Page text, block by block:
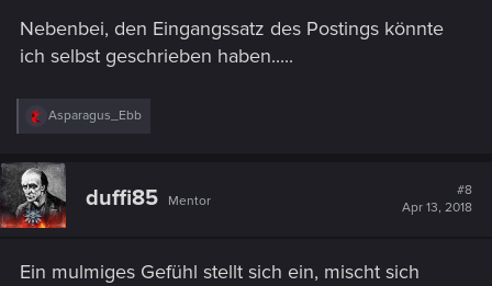
Nebenbei, den Eingangssatz des Postings könnte
ich selbst geschrieben haben.....
R
c
t
i
o
Asparagus_Ebb
duffi85 Mentor
#8
Apr 13, 2018
Ein mulmiges Gefühl stellt sich ein, mischt sich